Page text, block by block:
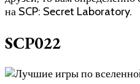
на SCP: Secret Laboratory.
SCP022